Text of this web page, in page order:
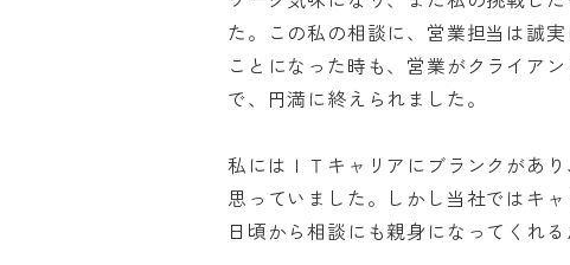
た。この私の相談に、営業担当は誠
ことになった時も、営業がクライア
で、円満に終えられました。
私にはＩＴキャリアにブランクがあ
思っていました。しかし当社ではキ
日頃から相談にも親身になってくれる